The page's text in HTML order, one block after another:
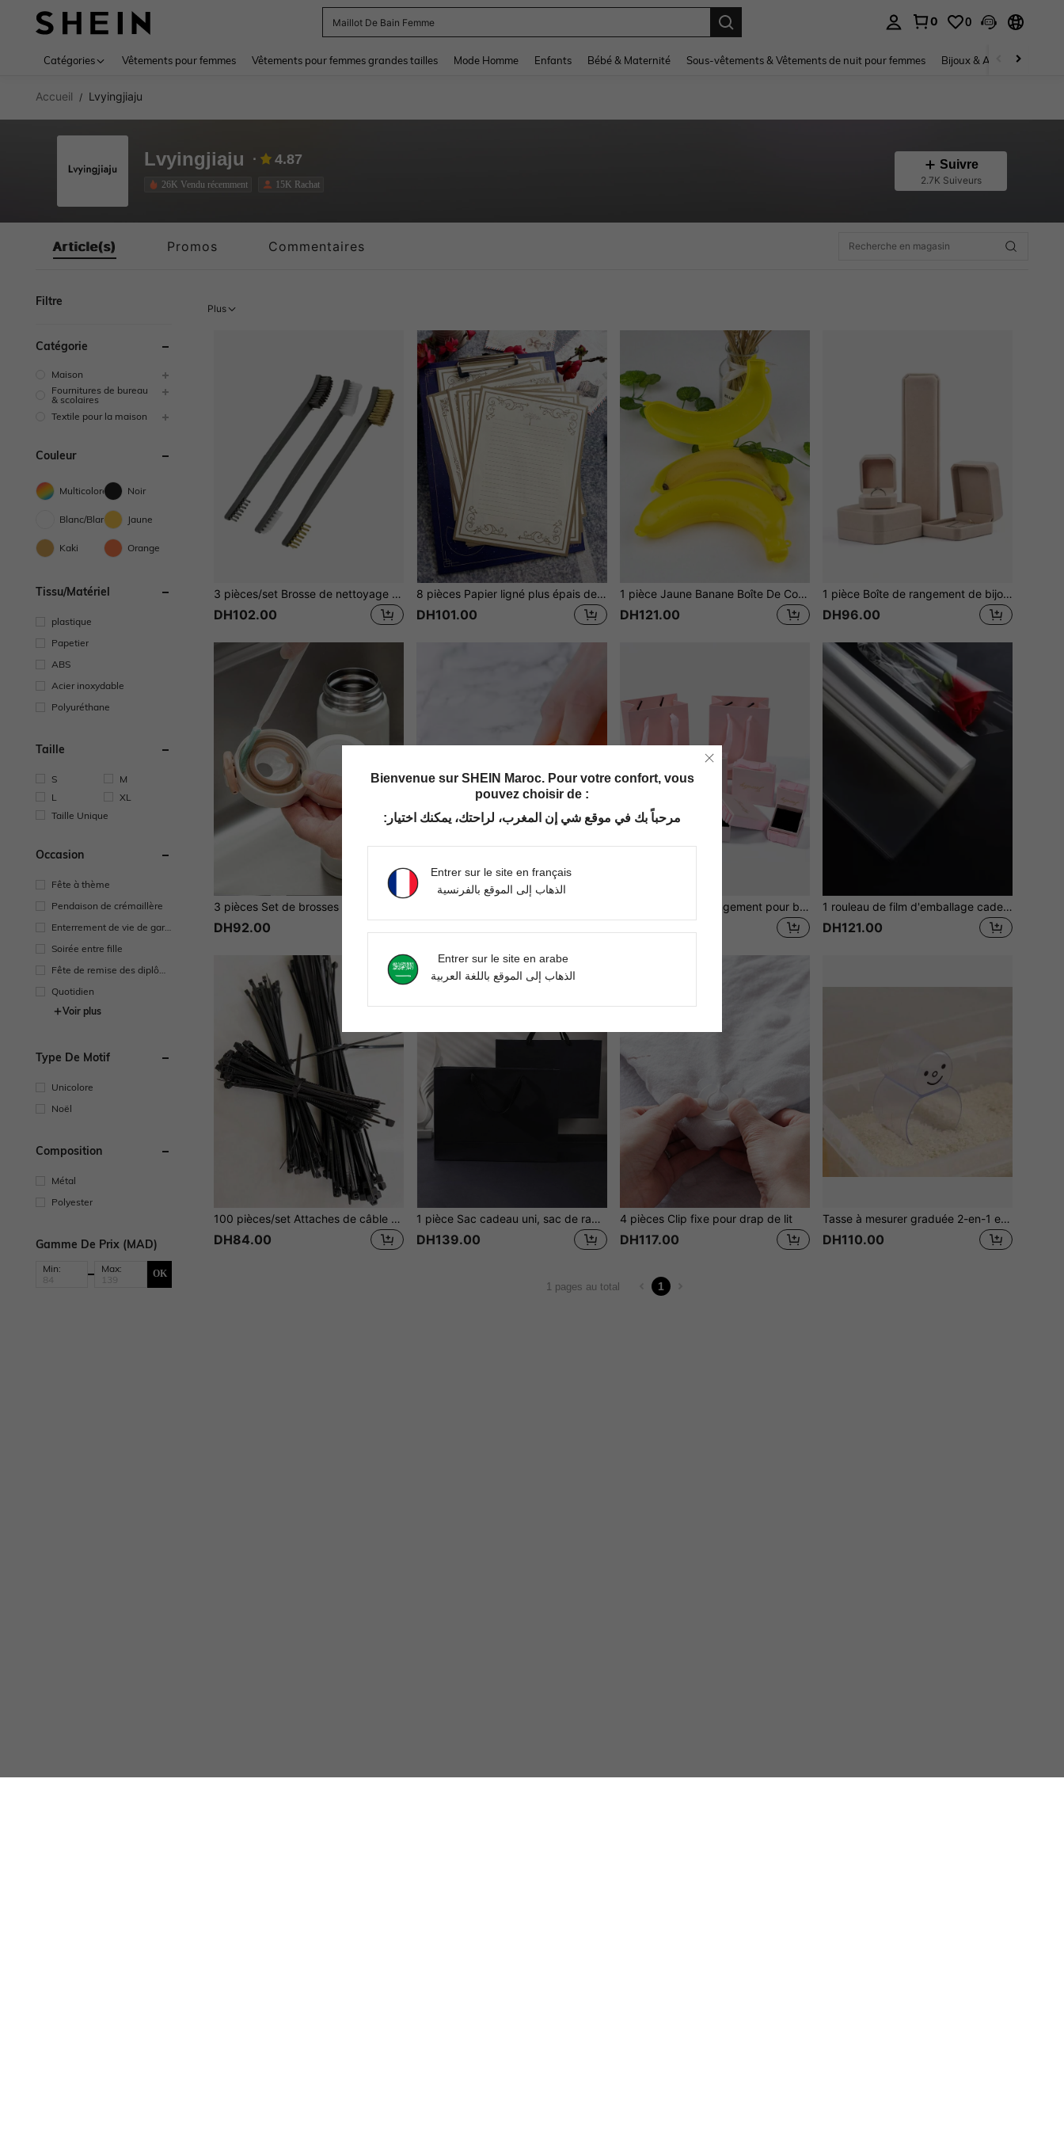
Maillot De Bain Femme
0 0
Catégories Vêtements pour femmes Vêtements pour femmes grandes tailles Mode Homme Enfants Bébé & Maternité Sous-vêtements & Vêtements de nuit pour femmes Bijoux & Accessoires pour
Accueil / Lvyingjiaju
Lvyingjiaju 4.87
26K Vendu récemment 15K Rachat
Suivre
2.7K Suiveurs
Article(s) Promos Commentaires
Filtre
Catégorie
Maison
Fournitures de bureau
& scolaires
Textile pour la maison
Couleur
Multicolore Noir
Blanc/Blanche Jaune
Kaki Orange
Tissu/matériel
plastique
Papetier
ABS
Acier inoxydable
Polyuréthane
Taille
S
M
L
XL
Taille Unique
Occasion
Fête à thème
Pendaison de crémaillère
Enterrement de vie de garç
Soirée entre fille
Fête de remise des diplôm
Quotidien
Voir plus
Type De Motif
Unicolore
Noël
Composition
Métal
Polyester
Gamme De Prix (MAD)
Min: Max: OK
Plus
3 pièces/set Brosse de nettoyage à double tête, manche en plastique, brosse en acier, pour cuisine, salle de bain, maison, fournitures pour la maison
DH102.00
8 pièces Papier ligné plus épais de style américain, convient pour l'apprentissage, le bureau, la rentrée scolaire, les festivals, les fêtes, les cartes d'anniversaire
DH101.00
1 pièce Jaune Banane Boîte De Conservation , Portable Réfrigérateur Suspendu Banane Protecteur
DH121.00
1 pièce Boîte de rangement de bijoux de luxe de haute qualité de couleur abricot avec un organisateur de bijoux en peluche épais et scellé. Idéal comme cadeau pour un mariage, un festival ou la rentrée scolaire.
DH96.00
DH92.00
1 pièce Boîte de rangement pour bijoux en papier, boîte de rangement pour bagues avec décoration de nœud et graphique métallique. Cadeau pour la Saint-Valentin, Rentrée des classes 1 rouleau de film d'emballage cadeau de couleur unie, décoration d'emballage en plastique transparent pour fleurs pour les cadeaux de la Saint-Valentin
DH121.00
100 pièces/set Attaches de câble autobloquantes Attache de câble en nylon Attaches de câble en plastique Acide, résistance à la corrosion, isolation
DH84.00
1 pièce Sac cadeau uni, sac de rangement en papier noir, pour cadeau, Noël
DH139.00
4 pièces Clip fixe pour drap de lit
DH117.00
Tasse à mesurer graduée 2-en-1 et pelle à riz, tasse à mesurer les liquides, cuillère à mesurer le riz multifonctionnelle, unique
DH110.00
1 pages au total 1
Bienvenue sur SHEIN Maroc. Pour votre confort, vous
pouvez choisir de :
مرحباً بك في موقع شي إن المغرب، لراحتك، يمكنك اختيار:
Entrer sur le site en français
الذهاب إلى الموقع بالفرنسية
Entrer sur le site en arabe
الذهاب إلى الموقع باللغة العربية